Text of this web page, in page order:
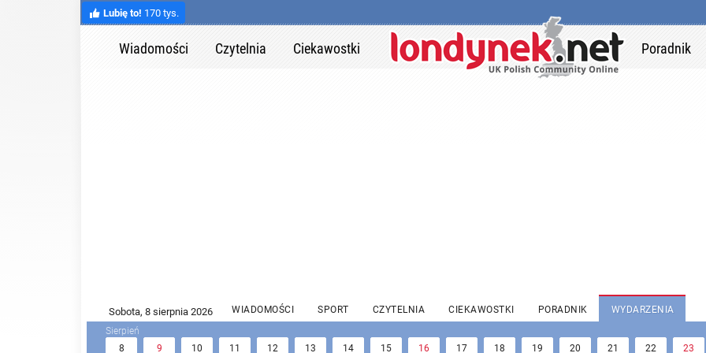
Lubię to! 170 tys.
Wiadomości Czytelnia Ciekawostki Poradnik
WIADOMOŚCI SPORT CZYTELNIA CIEKAWOSTKI PORADNIK WYDARZENIA
8 9 10 11 12 13 14 15 16 17 18 19 20 21 22 23